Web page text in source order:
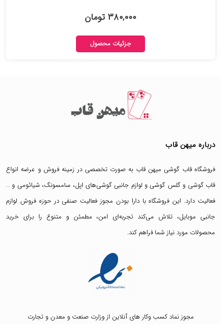
۳۸۰,۰۰۰ تومان
جزئیات محصول
درباره میهن قاب
فروشگاه قاب گوشی میهن قاب به صورت تخصصی در زمینه فروش و عرضه انواع
قاب گوشی وگلس گوشی و لوازم جانبی گوشی‌های اپل، سامسونگ، شیائومی و …
فعالیت دارد. این فروشگاه با دارا بودن مجوز فعالیت صنفی در حوزه فروش لوازم
جانبی موبایل، تلاش می‌کند تجربه‌ای امن، مطمئن و متنوع را برای خرید
محصولات مورد نیاز شما فراهم کند.
مجوز نماد کسب وکار های آنلاین از وزارت صنعت و معدن و تجارت